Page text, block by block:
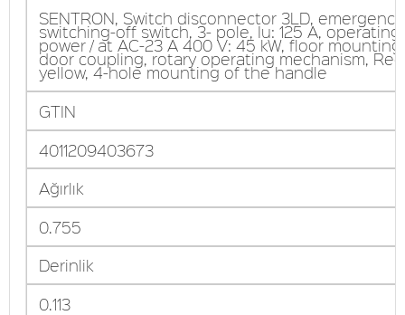
SENTRON, Switch disconnector 3LD, emergency
switching-off switch, 3- pole, Iu: 125 A, operating
power / at AC-23 A 400 V: 45 kW, floor
door coupling, rotary operating mechanism,
yellow, 4-hole mounting of the handle
GTIN
4011209403673
Ağırlık
0.755
Derinlik
0.113